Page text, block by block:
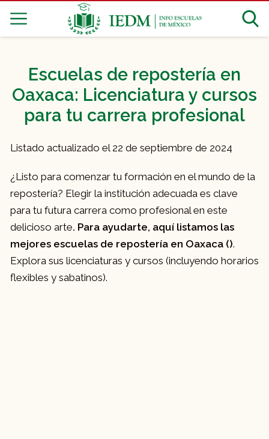
Escuelas de repostería en
Oaxaca: Licenciatura y cursos
para tu carrera profesional
Listado actualizado el 22 de septiembre de 2024
¿Listo para comenzar tu formación en el mundo de la
repostería? Elegir la institución adecuada es clave
para tu futura carrera como profesional en este
delicioso arte. Para ayudarte, aquí listamos las
mejores escuelas de repostería en Oaxaca ().
Explora sus licenciaturas y cursos (incluyendo horarios
flexibles y sabatinos).